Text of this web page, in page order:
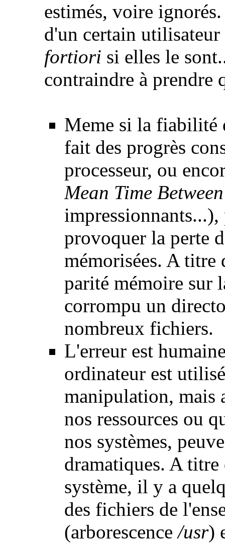
estimés, voire
d'un certain
fortiori si elles le
contraindre à prendre
Meme si la fiabilité
fait des progrès
processeur, ou
Mean Time
provoquer la perte
mémorisées. A
parité mémoire sur
corrompu un
nombreux fichiers.
L'erreur est
ordinateur est
manipulation, mais
nos ressources ou
nos systèmes,
dramatiques. A
système, il y a
des fichiers de
(arborescence/usr)